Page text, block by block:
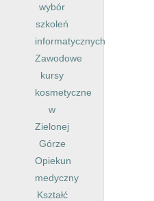
wybór
szkoleń
informatycznych
Zawodowe
kursy
kosmetyczne
w
Zielonej
Górze
Opiekun
medyczny
Kształć